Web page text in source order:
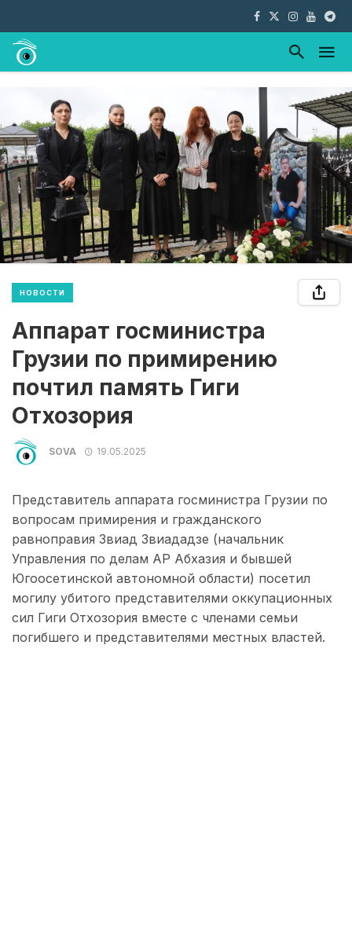
НОВОСТИ
Аппарат госминистра
Грузии по примирению
почтил память Гиги
Отхозория
SOVA 19.05.2025
Представитель аппарата госминистра Грузии по
вопросам примирения и гражданского
равноправия Звиад Звиададзе (начальник
Управления по делам АР Абхазия и бывшей
Югоосетинской автономной области) посетил
могилу убитого представителями оккупационных
сил Гиги Отхозория вместе с членами семьи
погибшего и представителями местных властей.